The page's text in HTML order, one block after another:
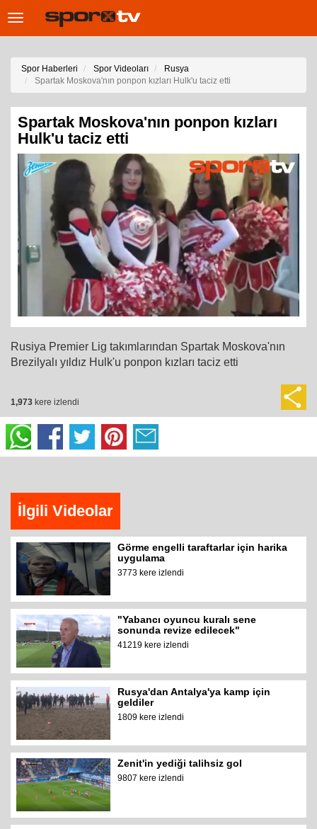
Toggle
Spor Haberleri Spor Videoları
Rusya
Spartak Moskova'nın ponpon kızları Hulk'u taciz etti
Spartak Moskova'nın ponpon kızları
Hulk'u taciz etti
Rusiya Premier Lig takımlarından Spartak Moskova'nın
Brezilyalı yıldız Hulk'u ponpon kızları taciz etti
1,973 kere izlendi
İlgili Videolar
Görme engelli taraftarlar için harika
uygulama
3773 kere izlendi
"Yabancı oyuncu kuralı sene
sonunda revize edilecek"
41219 kere izlendi
Rusya'dan Antalya'ya kamp için
geldiler
1809 kere izlendi
Zenit'in yediği talihsiz gol
9807 kere izlendi